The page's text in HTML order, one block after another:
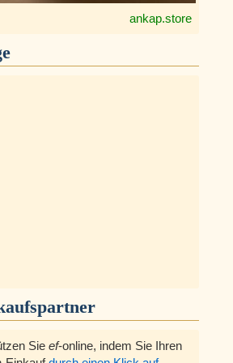
ankap.store
Sie ef-online, indem Sie Ihren